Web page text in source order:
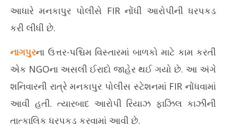
આધારે મનકાપુર પોલીસે FIR નોંધી આરોપીની ધરપકડ
કરી લીધી છે.
નાગપુરના ઉત્તર-પશ્ચિમ વિસ્તારમાં બાળકો માટે કામ કરતી
એક NGOના અસલી ઈરાદો જાહેર થઈ ગયો છે. આ અંગે
શનિવારની રાત્રે મનકાપુર પોલીસ સ્ટેશનમાં FIR નોંધવામાં
આવી હતી. ત્યારબાદ આરોપી રિયાઝ ફાઝિલ કાઝીની
તાત્કાલિક ધરપકડ કરવામાં આવી છે.